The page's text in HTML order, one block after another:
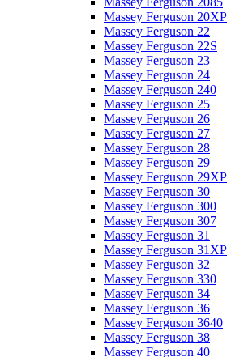
Massey Ferguson 20XP
Massey Ferguson 22
Massey Ferguson 22S
Massey Ferguson 23
Massey Ferguson 24
Massey Ferguson 240
Massey Ferguson 25
Massey Ferguson 26
Massey Ferguson 27
Massey Ferguson 28
Massey Ferguson 29
Massey Ferguson 29XP
Massey Ferguson 30
Massey Ferguson 300
Massey Ferguson 307
Massey Ferguson 31
Massey Ferguson 31XP
Massey Ferguson 32
Massey Ferguson 330
Massey Ferguson 34
Massey Ferguson 36
Massey Ferguson 3640
Massey Ferguson 38
Massey Ferguson 40